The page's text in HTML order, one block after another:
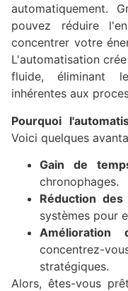
automatiquement.
pouvez réduire
concentrer votre
L'automatisation
fluide, éliminant
inhérentes aux
Pourquoi
Voici quelques
Gain de
chronophages.
Réduction
systèmes pour
concentrez-
stratégiques.
Alors, êtes-vous